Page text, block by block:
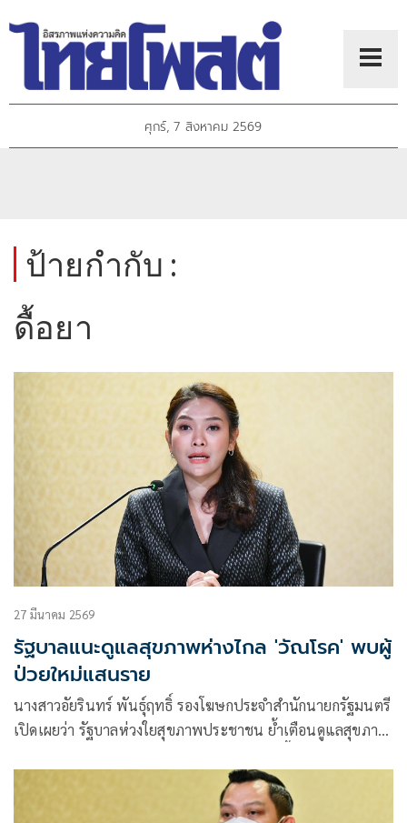
ศุกร์, 7 สิงหาคม 2569
ป้ายกำกับ :
ดื้อยา
27 มีนาคม 2569
รัฐบาลแนะดูแลสุขภาพห่างไกล 'วัณโรค' พบผู้
ป่วยใหม่แสนราย
นางสาวอัยรินทร์ พันธุ์ฤทธิ์ รองโฆษกประจำสำนักนายกรัฐมนตรี
เปิดเผยว่า รัฐบาลห่วงใยสุขภาพประชาชน ย้ำเตือนดูแลสุขภาพ